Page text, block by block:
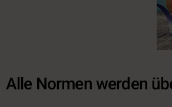
Alle Normen werden